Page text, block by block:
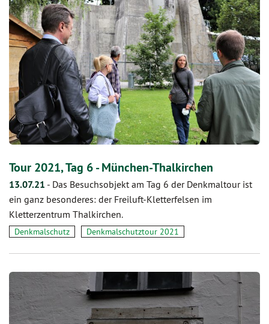
Tour 2021, Tag 6 - München-Thalkirchen
13.07.21 - Das Besuchsobjekt am Tag 6 der Denkmaltour ist
ein ganz besonderes: der Freiluft-Kletterfelsen im
Kletterzentrum Thalkirchen.
Denkmalschutz Denkmalschutztour 2021